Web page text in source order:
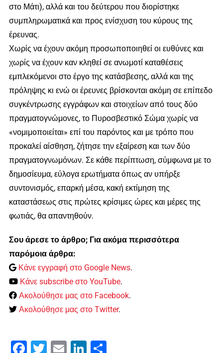
στο Μάτι), αλλά και του δεύτερου που διορίστηκε
συμπληρωματικά και προς ενίσχυση του κύρους της
έρευνας.
Χωρίς να έχουν ακόμη προσωποποιηθεί οι ευθύνες και
χωρίς να έχουν καν κληθεί σε ανωμοτί καταθέσεις
εμπλεκόμενοι στο έργο της κατάσβεσης, αλλά και της
πρόληψης κι ενώ οι έρευνες βρίσκονται ακόμη σε επίπεδο
συγκέντρωσης εγγράφων και στοιχείων από τους δύο
πραγματογνώμονες, το Πυροσβεστικό Σώμα χωρίς να
«νομιμοποιείται» επί του παρόντος και με τρόπο που
προκαλεί αίσθηση, ζήτησε την εξαίρεση και των δύο
πραγματογνωμόνων. Σε κάθε περίπτωση, σύμφωνα με το
δημοσίευμα, εύλογα ερωτήματα όπως αν υπήρξε
συντονισμός, επαρκή μέσα, κακή εκτίμηση της
καταστάσεως στις πρώτες κρίσιμες ώρες και μέρες της
φωτιάς, θα απαντηθούν.
Σου άρεσε το άρθρο; Για ακόμα περισσότερα
παρόμοια άρθρα:
Κάνε εγγραφή στο Google News.
Κάνε subscribe στο YouTube.
Ακολούθησε μας στο Facebook.
Ακολούθησε μας στο Twitter.
Facebook
Twitter Email LinkedIn